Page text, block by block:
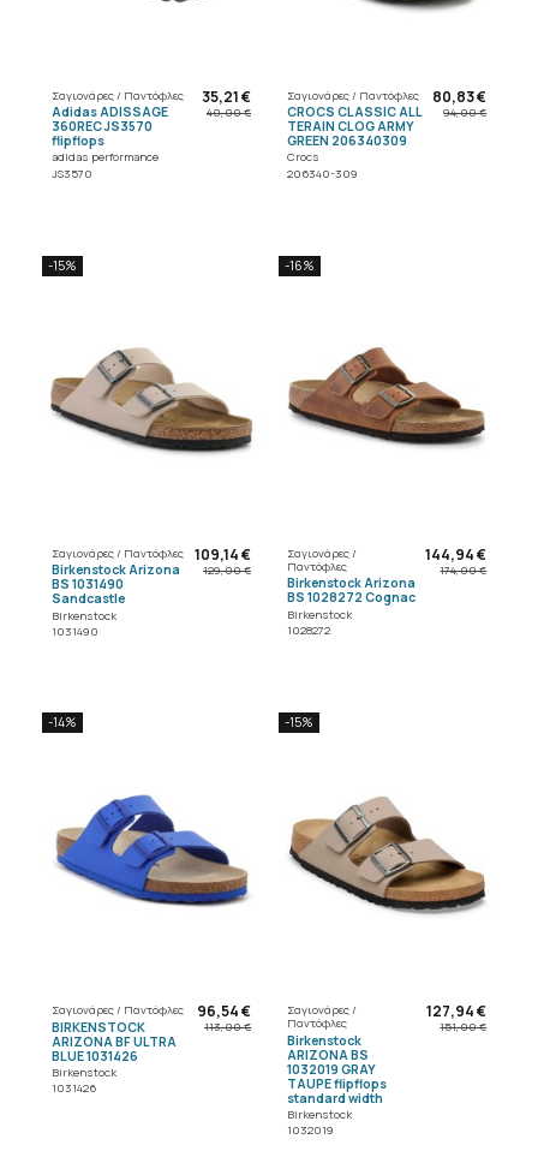
Σαγιονάρες / Παντόφλες
Adidas ADISSAGE
360REC JS3570
flipflops
adidas performance
JS3570
35,21 €
40,00 €
Σαγιονάρες / Παντόφλες
CROCS CLASSIC ALL
TERAIN CLOG ARMY
GREEN 206340309
Crocs
206340-309
80,83 €
94,00 €
-15%
Σαγιονάρες / Παντόφλες
Birkenstock Arizona
BS 1031490
Sandcastle
Birkenstock
1031490
109,14 €
129,00 €
-16%
Σαγιονάρες /
Παντόφλες
Birkenstock Arizona
BS 1028272 Cognac
Birkenstock
1028272
144,94 €
174,00 €
-14%
Σαγιονάρες / Παντόφλες
BIRKENSTOCK
ARIZONA BF ULTRA
BLUE 1031426
Birkenstock
1031426
96,54 €
113,00 €
-15%
Σαγιονάρες /
Παντόφλες
Birkenstock
ARIZONA BS
1032019 GRAY
TAUPE flipflops
standard width
Birkenstock
1032019
127,94 €
151,00 €